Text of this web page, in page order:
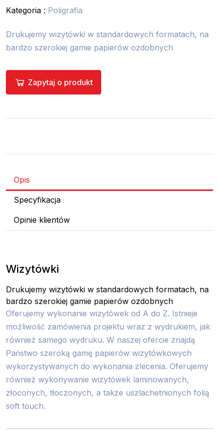
Kategoria : Poligrafia
Drukujemy wizytówki w standardowych formatach, na
bardzo szerokiej gamie papierów ozdobnych
Zapytaj o produkt
Opis
Specyfikacja
Opinie klientów
Wizytówki
Drukujemy wizytówki w standardowych formatach, na
bardzo szerokiej gamie papierów ozdobnych
Oferujemy wykonanie wizytówek od A do Z. Istnieje
możliwość zamówienia projektu wraz z wydrukiem, jak
również samego wydruku. W naszej ofercie znajdą
Państwo szeroką gamę papierów wizytówkowych
wykorzystywanych do wykonania zlecenia. Oferujemy
również wykonywanie wizytówek laminowanych,
złoconych, tłoczonych, a także uszlachetnionych folią
soft touch.